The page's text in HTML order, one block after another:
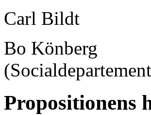
Carl Bildt
Bo Könberg
Propositionens